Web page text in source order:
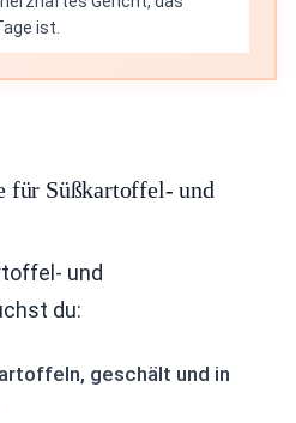
ist.
für Süßkartoffel- und
und
du:
geschält und in